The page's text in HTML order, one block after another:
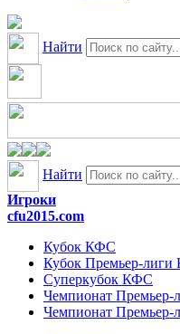
Найти
Найти
Игроки
cfu2015.com
Кубок КФС
Кубок Премьер-
Суперкубок КФС
Чемпионат
Чемпионат